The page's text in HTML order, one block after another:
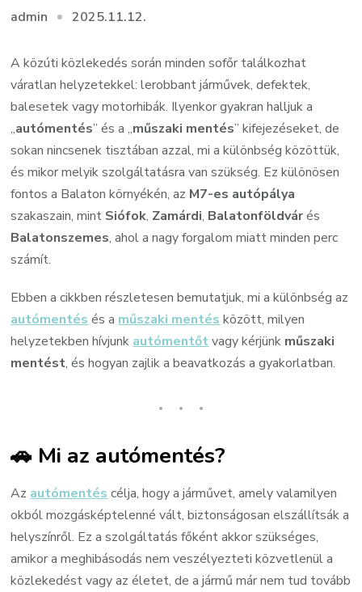
admin 2025.11.12.
A közúti közlekedés során minden sofőr találkozhat
váratlan helyzetekkel: lerobbant járművek, defektek,
balesetek vagy motorhibák. Ilyenkor gyakran halljuk a
„autómentés” és a „műszaki mentés” kifejezéseket, de
sokan nincsenek tisztában azzal, mi a különbség közöttük,
és mikor melyik szolgáltatásra van szükség. Ez különösen
fontos a Balaton környékén, az M7-es autópálya
szakaszain, mint Siófok, Zamárdi, Balatonföldvárés
Balatonszemes, ahol a nagy forgalom miatt minden perc
számít.
Ebben a cikkben részletesen bemutatjuk, mi a különbség az
autómentés és a műszaki mentés között, milyen
helyzetekben hívjunk autómentőt vagy kérjünk műszaki
mentést, és hogyan zajlik a beavatkozás a gyakorlatban.
🚗 Mi az autómentés?
Az autómentés célja, hogy a járművet, amely valamilyen
okból mozgásképtelenné vált, biztonságosan elszállítsák a
helyszínről. Ez a szolgáltatás főként akkor szükséges,
amikor a meghibásodás nem veszélyezteti közvetlenül a
közlekedést vagy az életet, de a jármű már nem tud tovább